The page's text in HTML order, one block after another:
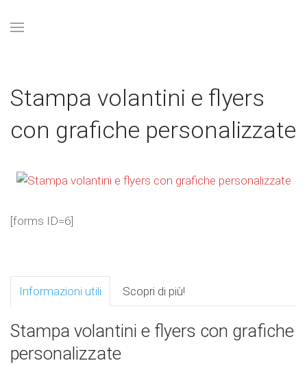
Stampa volantini e flyers
con grafiche personalizzate
[forms ID=6]
Informazioni utili Scopri di più!
Stampa volantini e flyers con grafiche
personalizzate